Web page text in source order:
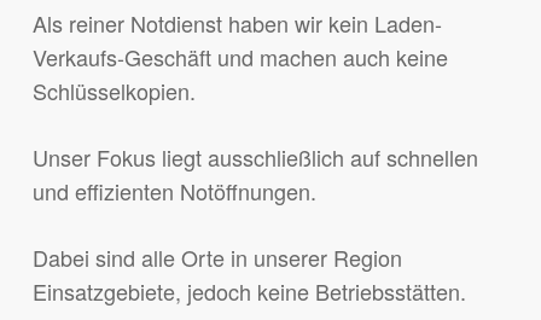
Als reiner Notdienst haben wir kein Laden-
Verkaufs-Geschäft und machen auch keine
Schlüsselkopien.
Unser Fokus liegt ausschließlich auf schnellen
und effizienten Notöffnungen.
Dabei sind alle Orte in unserer Region
Einsatzgebiete, jedoch keine Betriebsstätten.